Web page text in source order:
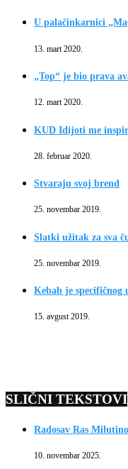
U palačinkarnici
13. mart 2020.
„Top“ je bio prava
12. mart 2020.
KUD Idijoti me
28. februar 2020.
Stvaraju svoj brend
25. novembar 2019.
Slatki užitak za sva
25. novembar 2019.
Kebab je specifičnog
15. avgust 2019.
SLIČNI TEKSTOVI
Radosav Ras
10. novembar 2025.